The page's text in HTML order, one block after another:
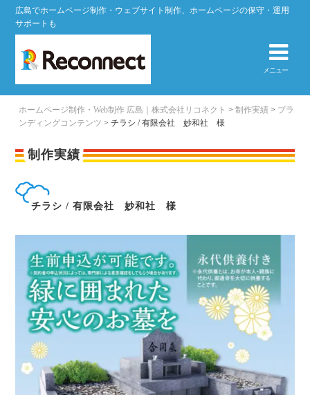
広島でホームページ制作・ウェブサイト制作、ホームページの保守・運用
サポートも
メニュー
ホームページ制作・Web制作 広島｜株式会社リコネクト >制作実績 > ブラ
ンディングコンテンツ >チラシ / 有限会社 妙和社 様
制作実績
チラシ / 有限会社 妙和社 様